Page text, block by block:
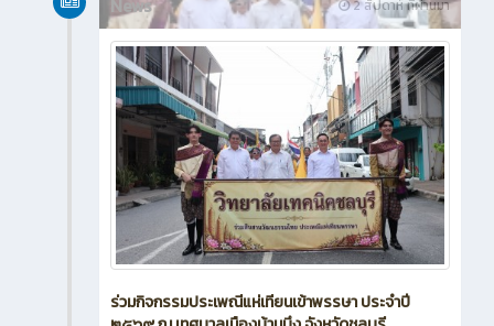
2 สัปดาห์ ที่ผ่านมา
News
ร่วมกิจกรรมประเพณีแห่เทียนเข้าพรรษา ประจำปี